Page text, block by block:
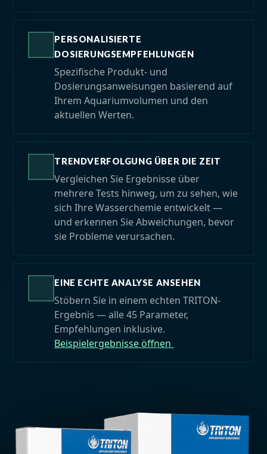
PERSONALISIERTE
DOSIERUNGSEMPFEHLUNGEN
Spezifische Produkt- und
Dosierungsanweisungen basierend auf
Ihrem Aquariumvolumen und den
aktuellen Werten.
TRENDVERFOLGUNG ÜBER DIE ZEIT
Vergleichen Sie Ergebnisse über
mehrere Tests hinweg, um zu sehen, wie
sich Ihre Wasserchemie entwickelt —
und erkennen Sie Abweichungen, bevor
sie Probleme verursachen.
EINE ECHTE ANALYSE ANSEHEN
Stöbern Sie in einem echten TRITON-
Ergebnis — alle 45 Parameter,
Empfehlungen inklusive.
Beispielergebnisse öffnen